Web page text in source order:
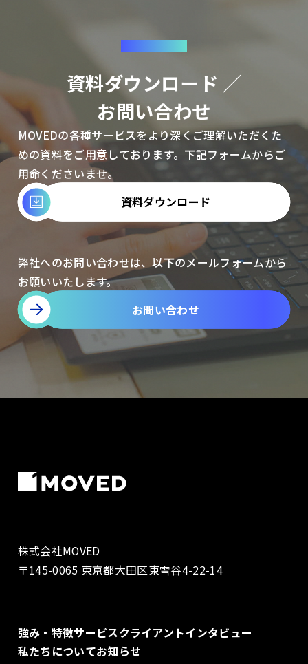
CONTACT
資料ダウンロード ／
お問い合わせ
MOVEDの各種サービスをより深くご理解いただくた
めの資料をご用意しております。下記フォームからご
用命くださいませ。
資料ダウンロード
弊社へのお問い合わせは、以下のメールフォームから
お願いいたします。
お問い合わせ
強み・特徴サービスクライアントインタビュー
私たちについてお知らせ
株式会社MOVED
〒145-0065 東京都大田区東雪谷4-22-14